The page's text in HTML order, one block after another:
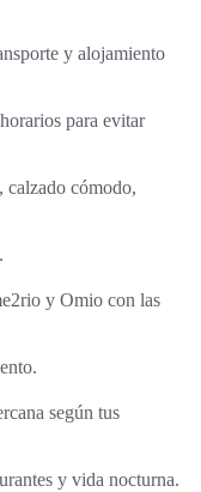
y alojamiento
para evitar
calzado cómodo,
y Omio con las
según tus
y vida nocturna.